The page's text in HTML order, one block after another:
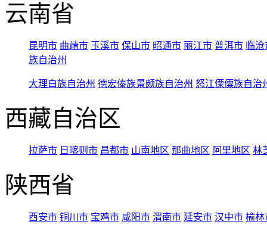
云南省
昆明市 曲靖市 玉溪市 保山市 昭通市 丽江市 普洱市 临
族自治州
大理白族自治州 德宏傣族景颇族自治州 怒江傈僳族自治
西藏自治区
拉萨市 日喀则市 昌都市 山南地区 那曲地区 阿里地区 林
陕西省
西安市 铜川市 宝鸡市 咸阳市 渭南市 延安市 汉中市 榆林